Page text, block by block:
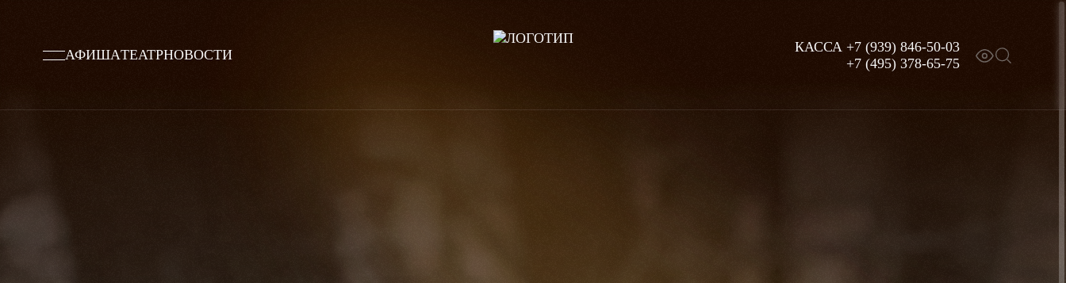
АФИШАТЕАТРНОВОСТИ
КАССА +7 (939) 846-50-03
+7 (495) 378-65-75